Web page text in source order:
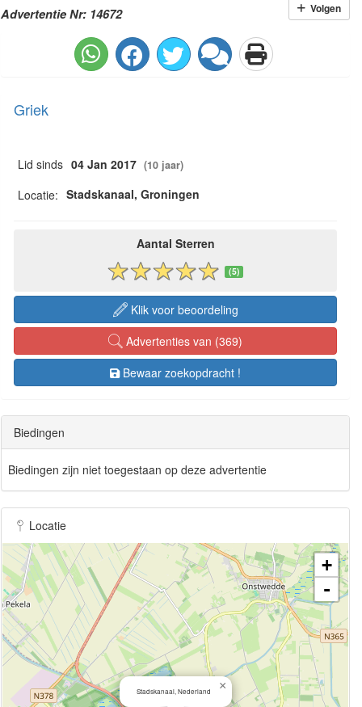
Advertentie Nr: 14672 Volgen
Griek
Lid sinds 04 Jan 2017 (10 jaar)
Locatie: Stadskanaal, Groningen
Aantal Sterren
(5)
Klik voor beoordeling
Advertenties van (369)
Bewaar zoekopdracht !
Biedingen
Biedingen zijn niet toegestaan op deze advertentie
Locatie
Stadskanaal, Nederland ×
+
-